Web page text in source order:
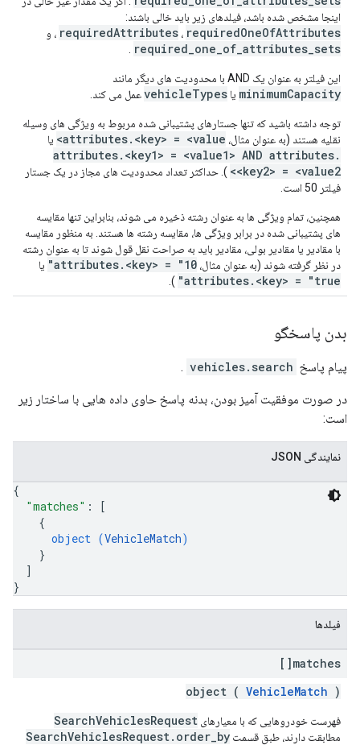
اینجا مشخص شده باشد، فیلدهای زیر باید خالی باشند:
requiredAttributes ، requiredOneOfAttributes ، و
required_one_of_attributes_sets
این فیلتر به عنوان یک AND با محدودیت های دیگر مانند
minimumCapacity یا vehicleTypesعمل می کند.
توجه داشته باشید که تنها جستارهای پشتیبانی شده مربوط به ویژگی های وسیله
نقلیه هستند (به عنوان مثال، attributes.<key> = <value> یا
attributes.<key1> = <value1> AND attributes.
<key2> = <value2>
). حداکثر تعداد محدودیت های مجاز در یک جستار
فیلتر 50 است.
همچنین، تمام ویژگی ها به عنوان رشته ذخیره می شوند، بنابراین تنها مقایسه
های پشتیبانی شده در برابر ویژگی ها، مقایسه رشته ها هستند. به منظور مقایسه
با مقادیر یا مقادیر بولی، مقادیر باید به صراحت نقل قول شوند تا به عنوان رشته
در نظر گرفته شوند (به عنوان مثال، attributes.<key> = "10" یا
attributes.<key> = "true"
).
بدن پاسخگو
پیام پاسخ vehicles.search
.
در صورت موفقیت آمیز بودن، بدنه پاسخ حاوی داده هایی با ساختار زیر
است:
نمایندگی JSON
{
"matches" :
[
{
object (VehicleMatch)
}
]
}
فیلدها
matches[]
object ( VehicleMatch )
فهرست خودروهایی که با معیارهای SearchVehiclesRequest
مطابقت دارند، طبق قسمت SearchVehiclesRequest.order_by